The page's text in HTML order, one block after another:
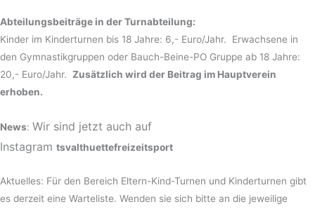
Abteilungsbeiträge in der Turnabteilung:
Kinder im Kinderturnen bis 18 Jahre: 6,- Euro/Jahr. Erwachsene in
den Gymnastikgruppen oder Bauch-Beine-PO Gruppe ab 18 Jahre:
20,- Euro/Jahr. Zusätzlich wird der Beitrag im Hauptverein
erhoben.
News: Wir sind jetzt auch auf
Instagram tsvalthuettefreizeitsport
Aktuelles: Für den Bereich Eltern-Kind-Turnen und Kinderturnen gibt
es derzeit eine Warteliste. Wenden sie sich bitte an die jeweilige